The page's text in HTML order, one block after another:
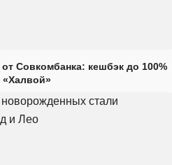
Совкомбанка: кешбэк до 100%
«Халвой»